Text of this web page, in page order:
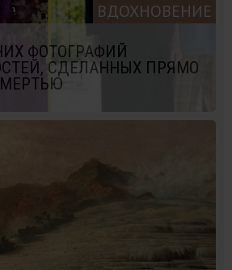
ВДОХНОВЕНИЕ
ФОТОГРАФИЙ
СДЕЛАННЫХ ПРЯМО